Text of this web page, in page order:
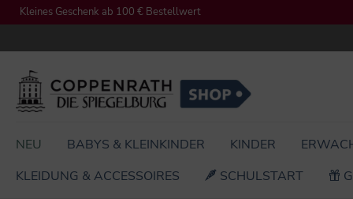
Zur Hauptnavigation springen
Kleines Geschenk ab 100 € Bestellwert
NEU BABYS & KLEINKINDER KINDER
KLEIDUNG & ACCESSOIRES
SCHULSTART